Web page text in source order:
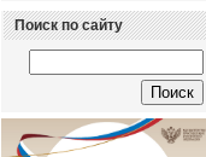
Поиск по сайту